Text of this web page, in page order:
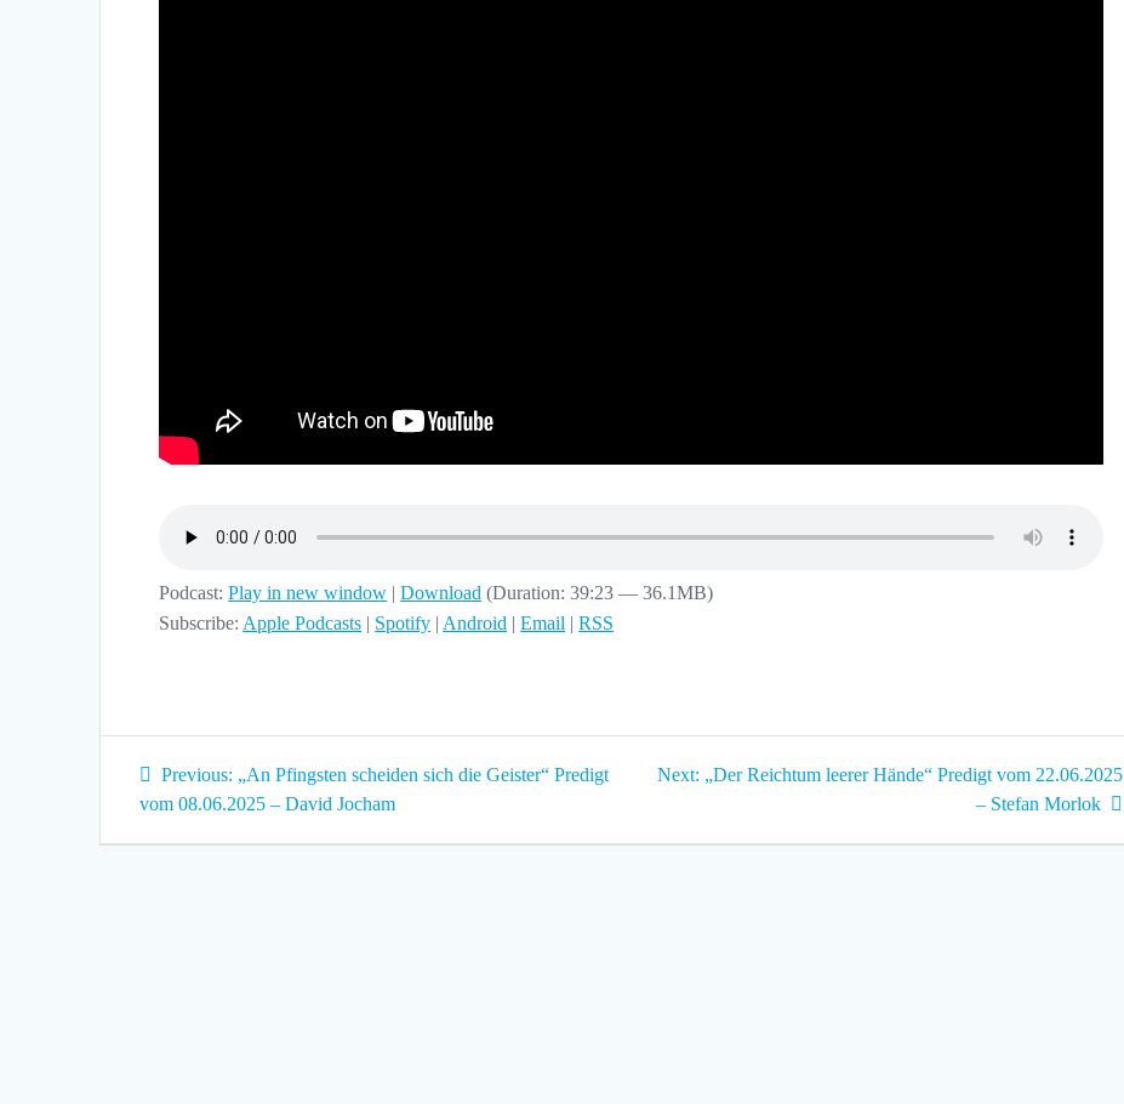
Podcast:Play in new window |Download (Duration: 39:23 — 36.1MB)
Subscribe: Apple Podcasts | Spotify | Android |Email |RSS
Beitragsnavigation
Previous:
Previous
post:
„An Pfingsten scheiden sich die Geister“ Predigt
vom 08.06.2025 – David Jocham
Next:
Next
„Der Reichtum leerer Hände“ Predigt vom 22.06.2025
– Stefan Morlok